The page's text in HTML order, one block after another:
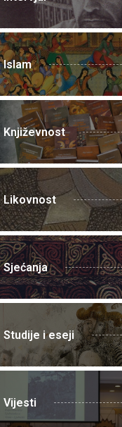
Islam
Književnost
Likovnost
Sjećanja
Studije i eseji
Vijesti